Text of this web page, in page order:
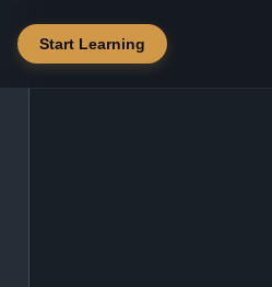
Start Learning